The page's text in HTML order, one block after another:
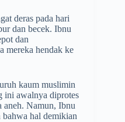
deras pada hari
dan becek. Ibnu
dan
mereka hendak ke
kaum muslimin
ini awalnya diprotes
aneh. Namun, Ibnu
hal demikian